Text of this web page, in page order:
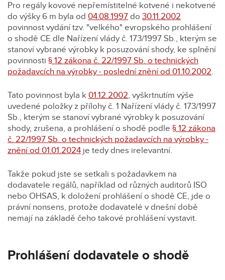
Pro regály kovové nepřemístitelné kotvené i nekotvené
do výšky 6 m byla od 04.08.1997 do 30.11.2002
povinnost vydání tzv. "velkého" evropského prohlášení
o shodě CE dle Nařízení vlády č. 173/1997 Sb., kterým se
stanoví vybrané výrobky k posuzování shody, ke splnění
povinnosti § 12 zákona č. 22/1997 Sb. o technických
požadavcích na výrobky - poslední znění od 01.10.2002.
Tato povinnost byla k 01.12.2002, vyškrtnutím výše
uvedené položky z přílohy č. 1 Nařízení vlády č. 173/1997
Sb., kterým se stanoví vybrané výrobky k posuzování
shody, zrušena, a prohlášení o shodě podle § 12 zákona
č. 22/1997 Sb. o technických požadavcích na výrobky -
znění od 01.01.2024 je tedy dnes irelevantní.
Takže pokud jste se setkali s požadavkem na
dodavatele regálů, například od různých auditorů ISO
nebo OHSAS, k doložení prohlášení o shodě CE, jde o
právní nonsens, protože dodavatelé v dnešní době
nemají na základě čeho takové prohlášení vystavit.
Prohlášení dodavatele o shodě